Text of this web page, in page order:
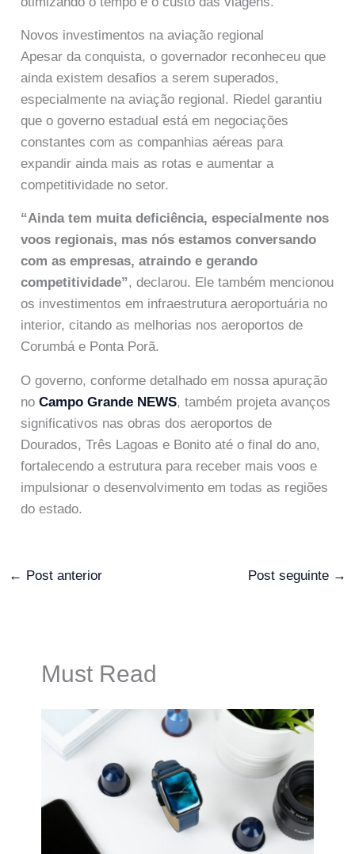
Novos investimentos na aviação regional
Apesar da conquista, o governador reconheceu que
ainda existem desafios a serem superados,
especialmente na aviação regional. Riedel garantiu
que o governo estadual está em negociações
constantes com as companhias aéreas para
expandir ainda mais as rotas e aumentar a
competitividade no setor.
“Ainda tem muita deficiência, especialmente nos
voos regionais, mas nós estamos conversando
com as empresas, atraindo e gerando
competitividade”, declarou. Ele também mencionou
os investimentos em infraestrutura aeroportuária no
interior, citando as melhorias nos aeroportos de
Corumbá e Ponta Porã.
O governo, conforme detalhado em nossa apuração
noCampo Grande NEWS, também projeta avanços
significativos nas obras dos aeroportos de
Dourados, Três Lagoas e Bonito até o final do ano,
fortalecendo a estrutura para receber mais voos e
impulsionar o desenvolvimento em todas as regiões
do estado.
← Post anterior Post seguinte →
Must Read